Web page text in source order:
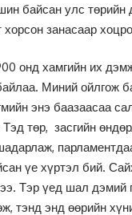
байсан улс төрийн
хорсон занасаар
онд хамгийн их
Миний ойлгож
энэ баазаасаа
төр, засгийн
үе хүртэл бий.
Тэр үед шал дэмий
тэнд энд өөрийн